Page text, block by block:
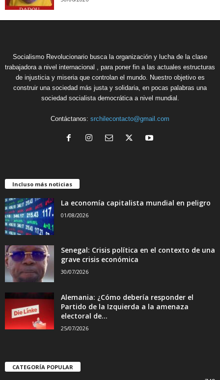
Socialismo Revolucionario busca la organización y lucha de la clase
trabajadora a nivel internacional , para poner fin a las actuales estructuras
de injusticia y miseria que controlan el mundo. Nuestro objetivo es
construir una sociedad más justa y solidaria, en pocas palabras una
sociedad socialista democrática a nivel mundial.
Contáctanos: srchilecontacto@gmail.com
Incluso más noticias
La economía capitalista mundial en peligro
01/08/2026
Senegal: Crisis política en el contexto de una
grave crisis económica
30/07/2026
Alemania: ¿Cómo debería responder el
Partido de la Izquierda a la amenaza
electoral de...
25/07/2026
CATEGORÍA POPULAR